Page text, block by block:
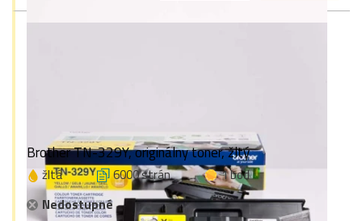
Brother TN-329Y, originálny toner, žltý
žltá 6000 strán
1 bod
Nedostupné